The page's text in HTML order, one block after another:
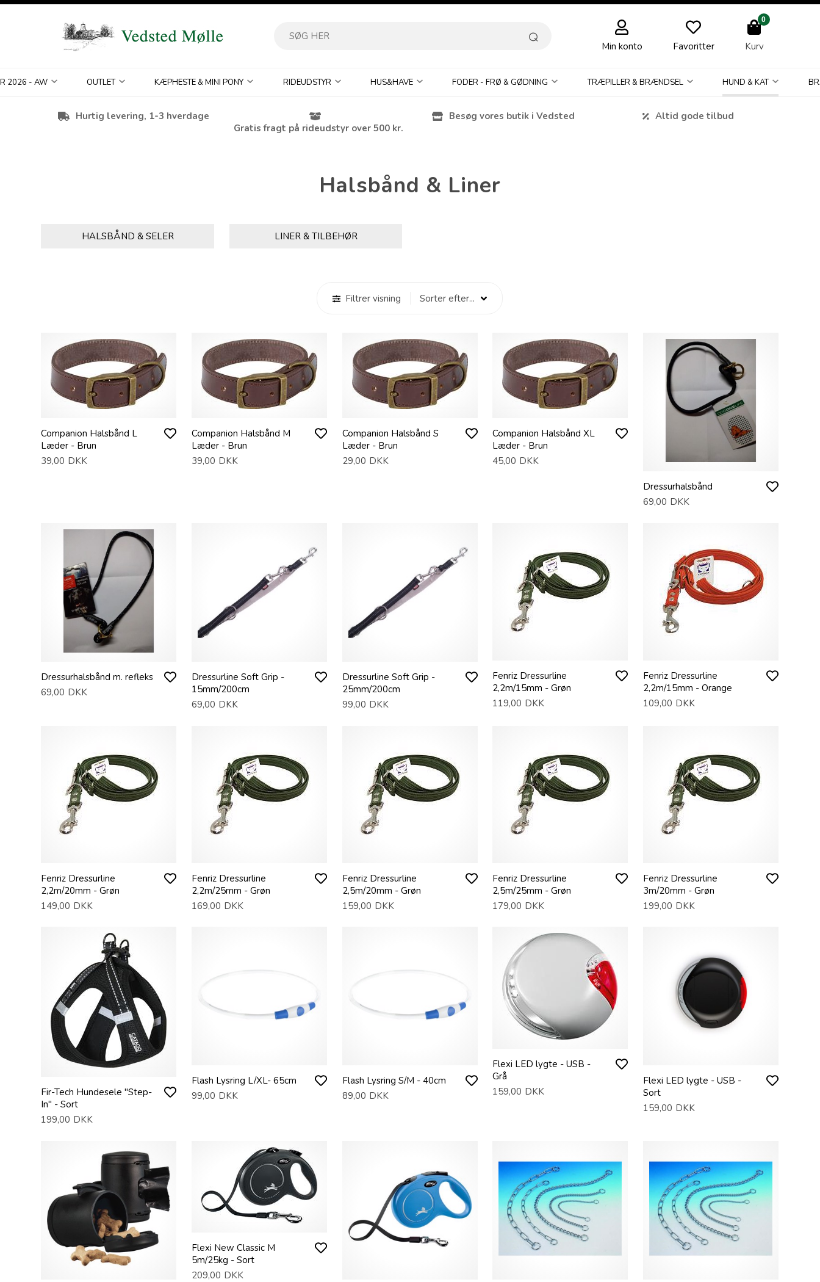
Min konto Favoritter
0
Kurv
2026 - AW OUTLET KÆPHESTE & MINI PONY RIDEUDSTYR HUS&HAVE FODER - FRØ & GØDNING TRÆPILLER & BRÆNDSEL HUND & KAT
Hurtig levering, 1-3 hverdage
Gratis fragt på rideudstyr over 500 kr.
Besøg vores butik i Vedsted Altid gode tilbud
Halsbånd & Liner
HALSBÅND & SELER LINER & TILBEHØR
Filtrer visning
Companion Halsbånd L
Læder - Brun
39,00 DKK
Companion Halsbånd M
Læder - Brun
39,00 DKK
Companion Halsbånd S
Læder - Brun
29,00 DKK
Companion Halsbånd XL
Læder - Brun
45,00 DKK
Dressurhalsbånd
69,00 DKK
Dressurhalsbånd m. refleks
69,00 DKK
Dressurline Soft Grip -
15mm/200cm
69,00 DKK
Dressurline Soft Grip -
25mm/200cm
99,00 DKK
Fenriz Dressurline
2,2m/15mm - Grøn
119,00 DKK
Fenriz Dressurline
2,2m/15mm - Orange
109,00 DKK
Fenriz Dressurline
2,2m/20mm - Grøn
149,00 DKK
Fenriz Dressurline
2,2m/25mm - Grøn
169,00 DKK
Fenriz Dressurline
2,5m/20mm - Grøn
159,00 DKK
Fenriz Dressurline
2,5m/25mm - Grøn
179,00 DKK
Fenriz Dressurline
3m/20mm - Grøn
199,00 DKK
Fir-Tech Hundesele "Step-
In" - Sort
199,00 DKK
Flash Lysring L/XL- 65cm
99,00 DKK
Flash Lysring S/M - 40cm
89,00 DKK
Flexi LED lygte - USB -
Grå
159,00 DKK
Flexi LED lygte - USB -
Sort
159,00 DKK
Flexi New Classic M
5m/25kg - Sort
209,00 DKK